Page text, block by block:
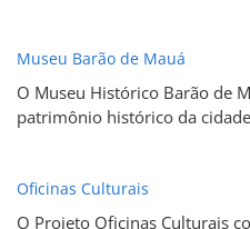
Museu Barão de Mauá
O Museu Histórico Barão de
patrimônio histórico da
Oficinas Culturais
O Projeto Oficinas Culturais